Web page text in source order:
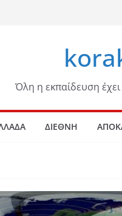
Όλη η εκπαίδευση
ΔΙΕΘΝΗ